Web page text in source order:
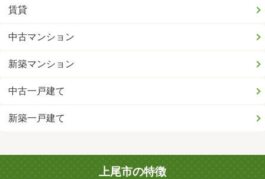
賃貸
中古マンション
新築マンション
中古一戸建て
新築一戸建て
上尾市の特徴